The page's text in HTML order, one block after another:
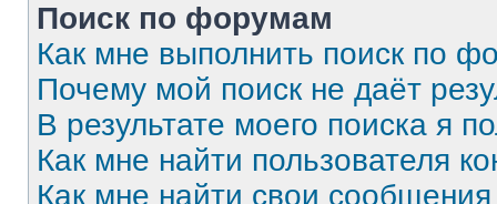
Поиск по форумам
Как мне выполнить поиск по
Почему мой поиск не даёт
В результате моего поиска я
Как мне найти пользователя
Как мне найти свои